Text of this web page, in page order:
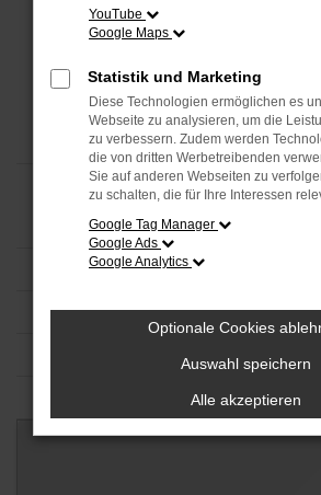
YouTube
Google Maps
Statistik und Marketing
Diese Technologien ermöglichen es
Webseite zu analysieren, um die
zu verbessern. Zudem werden
die von dritten Werbetreibenden
Sie auf anderen Webseiten zu
zu schalten, die für Ihre Interessen
Google Tag Manager
Google Ads
Google Analytics
Optionale Cookies
Auswahl speichern
Alle akzeptieren